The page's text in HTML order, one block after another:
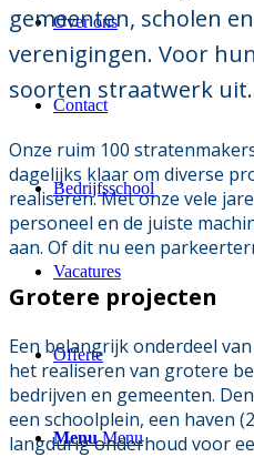
Over ons
Contact
Bedrijfsschool
Vacatures
Offerte
Menu Menu
gemeenten, scholen
verenigingen. Voor
soorten straatwerk uit.
Onze ruim 100
dagelijks klaar om diverse
realiseren. Met onze vele
personeel en de juiste
aan. Of dit nu een
Grotere projecten
Een belangrijk onderdeel
het realiseren van grotere
bedrijven en gemeenten.
een schoolplein, een haven
langdurig onderhoud voor